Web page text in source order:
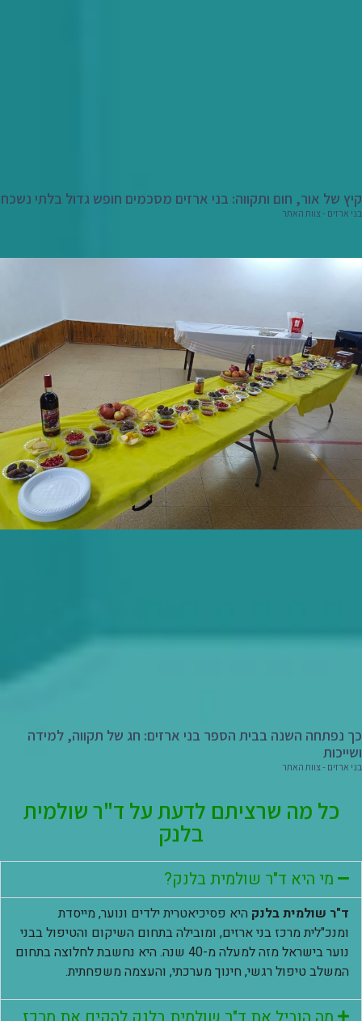
קיץ של אור, חום ותקווה: בני ארזים מסכמים חופש גדול בלתי נשכח
בני ארזים - צוות האתר
כך נפתחה השנה בבית הספר בני ארזים: חג של תקווה, למידה
ושייכות
בני ארזים - צוות האתר
כל מה שרציתם לדעת על ד"ר שולמית
בלנק
מי היא ד"ר שולמית בלנק?
ד"ר שולמית בלנק היא פסיכיאטרית ילדים ונוער, מייסדת
ומנכ"לית מרכז בני ארזים, ומובילה בתחום השיקום והטיפול בבני
נוער בישראל מזה למעלה מ-40 שנה. היא נחשבת לחלוצה בתחום
המשלב טיפול רגשי, חינוך מערכתי, והעצמה משפחתית.